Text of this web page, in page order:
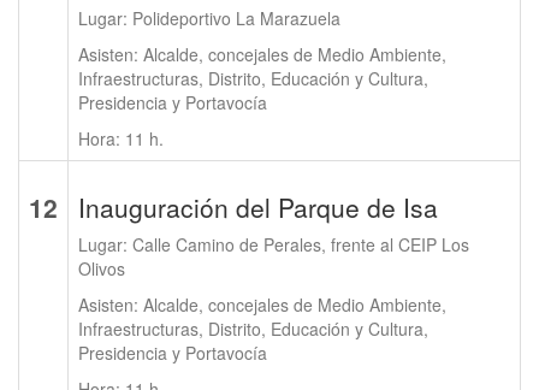
Lugar: Polideportivo La Marazuela
Asisten: Alcalde, concejales de Medio Ambiente,
Infraestructuras, Distrito, Educación y Cultura,
Presidencia y Portavocía
Hora: 11 h.
12 Inauguración del Parque de Isa
Lugar: Calle Camino de Perales, frente al CEIP Los
Olivos
Asisten: Alcalde, concejales de Medio Ambiente,
Infraestructuras, Distrito, Educación y Cultura,
Presidencia y Portavocía